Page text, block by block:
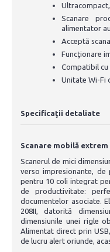
Scanare
alimentator
Acceptă
Funcţionare
Compatibil cu
Unitate Wi-Fi
Specificaţii detaliate
Scanare mobilă
Scanerul de mici
verso impresionante,
pentru 10 coli integrat
de productivitate:
documentelor asociate.
208II, datorită
dimensiunile unei rigle
Alimentat direct prin
de lucru alert oriunde,